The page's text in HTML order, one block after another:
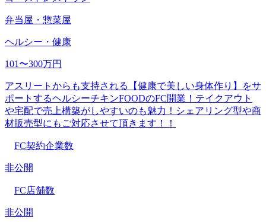
弁当屋・惣菜屋
ヘルシー・健康
101〜300万円
アスリートからも支持される【健康で美しい身体作り】をサ
ポートするヘルシーチキンFOODのFC開業！テイクアウト
や宅配で売上構築がしやすいのも魅力！シェアリング型や商
材販売型にもご対応させて頂きます！！
FC契約企業数
非公開
FC店舗数
非公開